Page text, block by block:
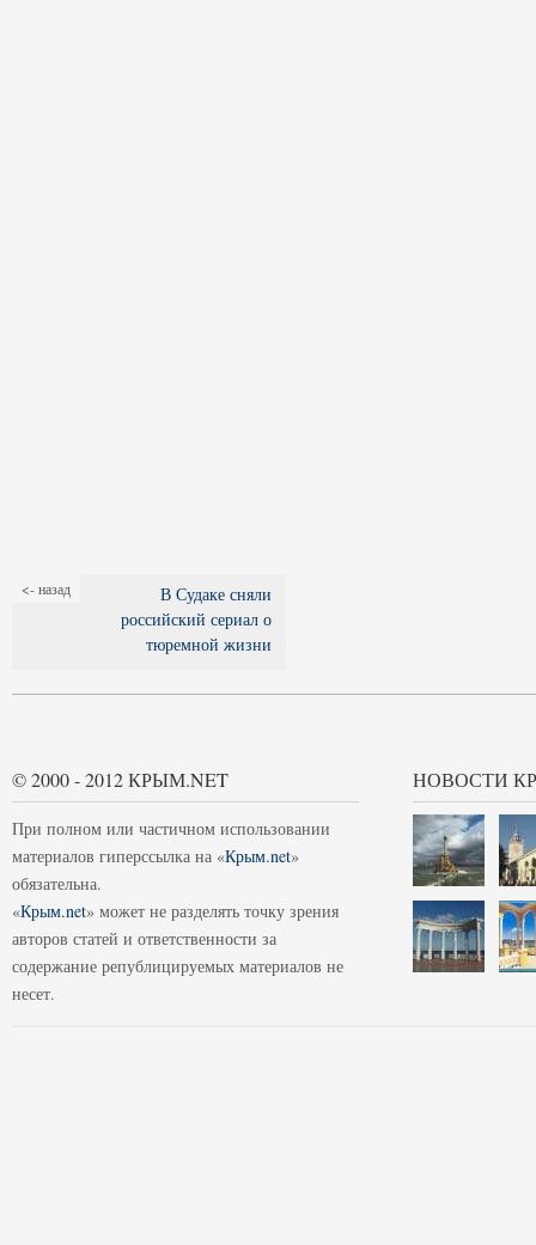
<- назад
В Судаке сняли
российский сериал о
тюремной жизни
© 2000 - 2012 КРЫМ.NET
При полном или частичном использовании
материалов гиперссылка на «Крым.net»
обязательна.
«Крым.net» может не разделять точку зрения
авторов статей и ответственности за
содержание републицируемых материалов не
несет.
НОВОСТИ